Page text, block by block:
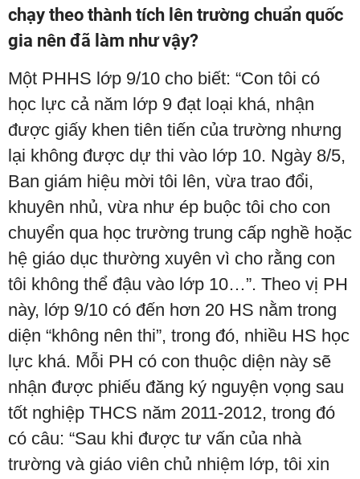
chạy theo thành tích lên trường chuẩn quốc
gia nên đã làm như vậy?
Một PHHS lớp 9/10 cho biết: “Con tôi có
học lực cả năm lớp 9 đạt loại khá, nhận
được giấy khen tiên tiến của trường nhưng
lại không được dự thi vào lớp 10. Ngày 8/5,
Ban giám hiệu mời tôi lên, vừa trao đổi,
khuyên nhủ, vừa như ép buộc tôi cho con
chuyển qua học trường trung cấp nghề hoặc
hệ giáo dục thường xuyên vì cho rằng con
tôi không thể đậu vào lớp 10…”. Theo vị PH
này, lớp 9/10 có đến hơn 20 HS nằm trong
diện “không nên thi”, trong đó, nhiều HS học
lực khá. Mỗi PH có con thuộc diện này sẽ
nhận được phiếu đăng ký nguyện vọng sau
tốt nghiệp THCS năm 2011-2012, trong đó
có câu: “Sau khi được tư vấn của nhà
trường và giáo viên chủ nhiệm lớp, tôi xin